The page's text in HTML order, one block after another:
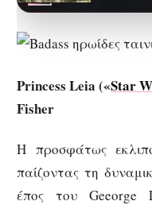
Princess Leia («Star
Fisher
Η προσφάτως
παίζοντας τη
έπος του Geeorge